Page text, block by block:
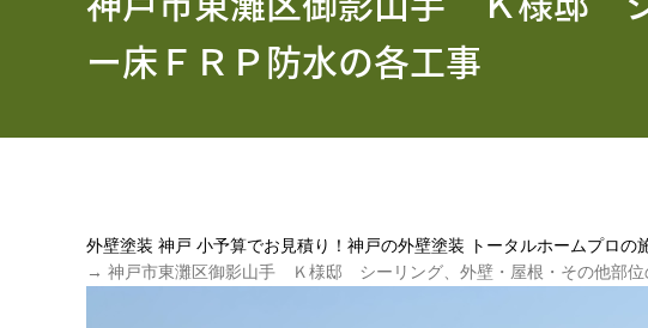
ー床ＦＲＰ防水の各工事
外壁塗装 神戸 小予算でお見積り！神戸の外壁塗装 トータルホームプロの
→ 神戸市東灘区御影山手 Ｋ様邸 シーリング、外壁・屋根・その他部位